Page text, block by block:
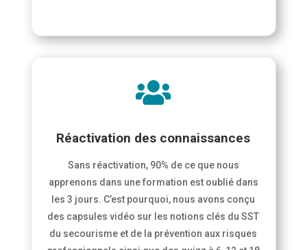

Réactivation des connaissances
Sans réactivation, 90% de ce que nous
apprenons dans une formation est oublié dans
les 3 jours. C’est pourquoi, nous avons conçu
des capsules vidéo sur les notions clés du SST
du secourisme et de la prévention aux risques